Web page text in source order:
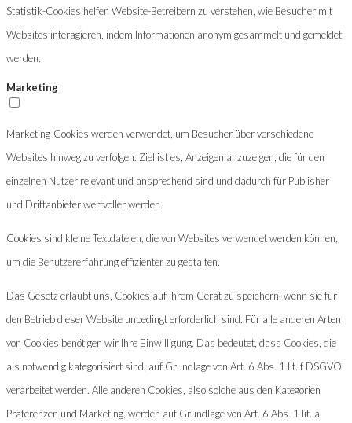
Statistik-Cookies helfen Website-Betreibern zu verstehen, wie Besucher mit
Websites interagieren, indem Informationen anonym gesammelt und gemeldet
werden.
Marketing
Marketing-Cookies werden verwendet, um Besucher über verschiedene
Websites hinweg zu verfolgen. Ziel ist es, Anzeigen anzuzeigen, die für den
einzelnen Nutzer relevant und ansprechend sind und dadurch für Publisher
und Drittanbieter wertvoller werden.
Cookies sind kleine Textdateien, die von Websites verwendet werden können,
um die Benutzererfahrung effizienter zu gestalten.
Das Gesetz erlaubt uns, Cookies auf Ihrem Gerät zu speichern, wenn sie für
den Betrieb dieser Website unbedingt erforderlich sind. Für alle anderen Arten
von Cookies benötigen wir Ihre Einwilligung. Das bedeutet, dass Cookies, die
als notwendig kategorisiert sind, auf Grundlage von Art. 6 Abs. 1 lit. f DSGVO
verarbeitet werden. Alle anderen Cookies, also solche aus den Kategorien
Präferenzen und Marketing, werden auf Grundlage von Art. 6 Abs. 1 lit. a